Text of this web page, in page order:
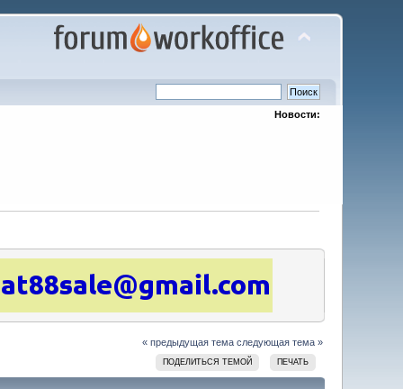
Новости:
« предыдущая тема следующая тема »
ПОДЕЛИТЬСЯ ТЕМОЙ ПЕЧАТЬ